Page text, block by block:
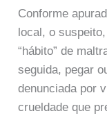
Conforme
local, o
“hábito” de
seguida, pegar
denunciada por
crueldade que